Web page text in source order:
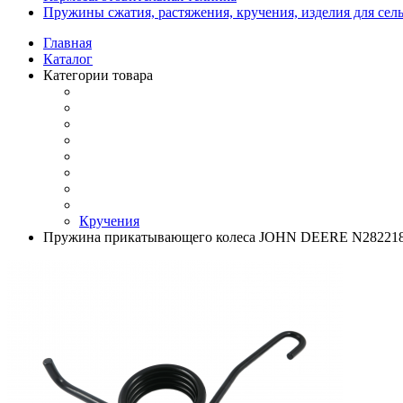
Пружины сжатия, растяжения, кручения, изделия для
Главная
Каталог
Категории товара
Кручения
Пружина прикатывающего колеса JOHN DEERE